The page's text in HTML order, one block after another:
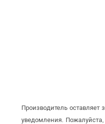
Производитель
уведомления.